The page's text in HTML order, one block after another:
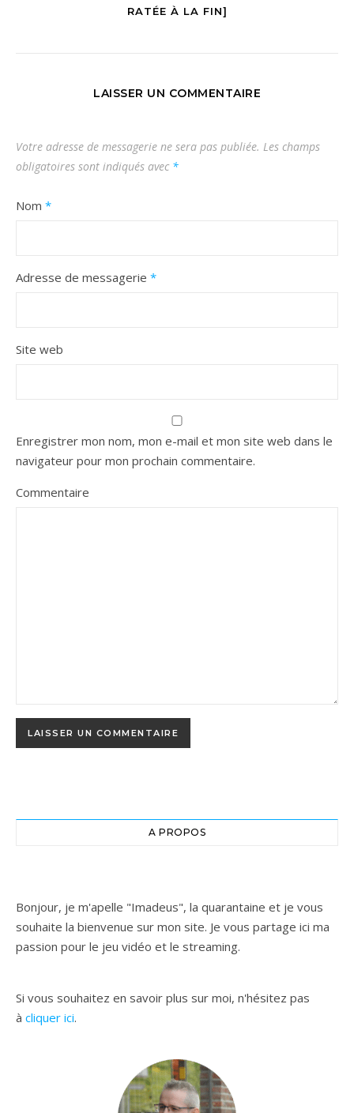
RATÉE À LA FIN]
LAISSER UN COMMENTAIRE
Votre adresse de messagerie ne sera pas publiée. Les champs
obligatoires sont indiqués avec *
Nom *
Adresse de messagerie *
Site web
Enregistrer mon nom, mon e-mail et mon site web dans le
navigateur pour mon prochain commentaire.
Commentaire
A PROPOS
Bonjour, je m'apelle "Imadeus", la quarantaine et je vous
souhaite la bienvenue sur mon site. Je vous partage ici ma
passion pour le jeu vidéo et le streaming.
Si vous souhaitez en savoir plus sur moi, n'hésitez pas
à cliquer ici.